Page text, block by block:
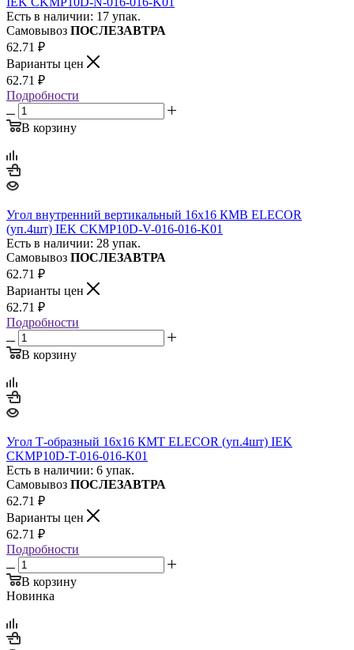
Есть в наличии: 17 упак.
Самовывоз ПОСЛЕЗАВТРА
62.71 ₽
Варианты цен
62.71 ₽
Подробности
В корзину
Угол внутренний вертикальный 16х16 КМВ ELECOR
(уп.4шт) IEK CKMP10D-V-016-016-K01
Есть в наличии: 28 упак.
Самовывоз ПОСЛЕЗАВТРА
62.71 ₽
Варианты цен
62.71 ₽
Подробности
В корзину
Угол Т-образный 16х16 КМТ ELECOR (уп.4шт) IEK
CKMP10D-T-016-016-K01
Есть в наличии: 6 упак.
Самовывоз ПОСЛЕЗАВТРА
62.71 ₽
Варианты цен
62.71 ₽
Подробности
В корзину
Новинка